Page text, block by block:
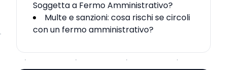
Soggetta a Fermo Amministrativo?
Multe e sanzioni: cosa rischi se circoli
con un fermo amministrativo?